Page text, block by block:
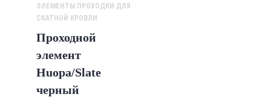
ЭЛЕМЕНТЫ ПРОХОДКИ ДЛЯ
СКАТНОЙ КРОВЛИ
Проходной
элемент
Huopa/Slate
черный